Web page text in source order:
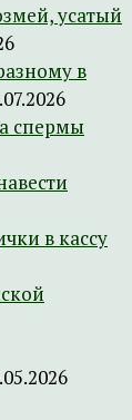
усатый
в
спермы
в кассу